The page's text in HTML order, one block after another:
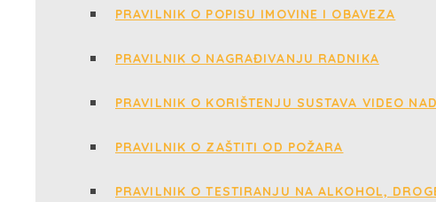
PRAVILNIK O POPISU IMOVINE I OBAVEZA
PRAVILNIK O NAGRAĐIVANJU RADNIKA
PRAVILNIK O KORIŠTENJU SUSTAVA VIDEO
PRAVILNIK O ZAŠTITI OD POŽARA
PRAVILNIK O TESTIRANJU NA ALKOHOL,